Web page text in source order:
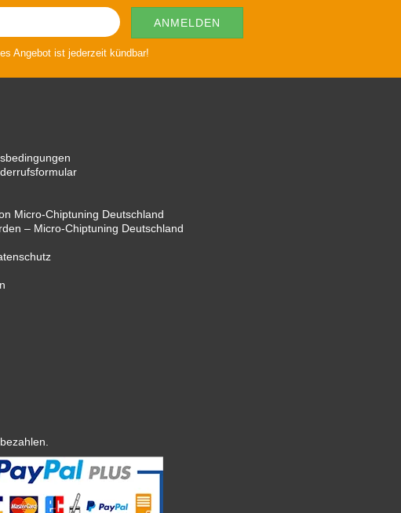
Angebot ist jederzeit kündbar!
Micro-Chiptuning Deutschland
– Micro-Chiptuning Deutschland